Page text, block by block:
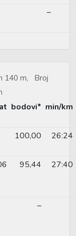
–
140 m, Broj
bodovi* min/km
100,00 26:24
95,44 27:40
–